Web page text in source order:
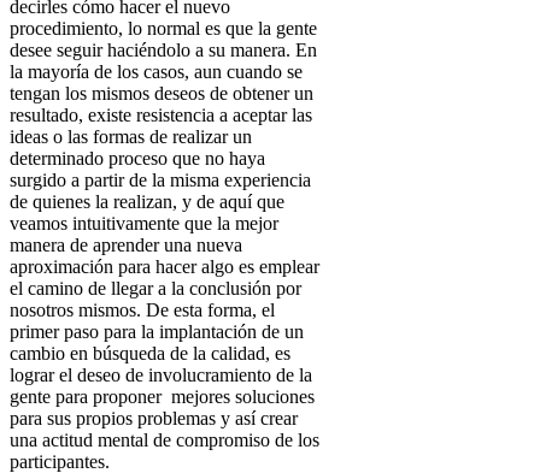
decirles cómo hacer el nuevo
procedimiento, lo normal es que la gente
desee seguir haciéndolo a su manera. En
la mayoría de los casos, aun cuando se
tengan los mismos deseos de obtener un
resultado, existe resistencia a aceptar las
ideas o las formas de realizar un
determinado proceso que no haya
surgido a partir de la misma experiencia
de quienes la realizan, y de aquí que
veamos intuitivamente que la mejor
manera de aprender una nueva
aproximación para hacer algo es emplear
el camino de llegar a la conclusión por
nosotros mismos. De esta forma, el
primer paso para la implantación de un
cambio en búsqueda de la calidad, es
lograr el deseo de involucramiento de la
gente para proponer mejores soluciones
para sus propios problemas y así crear
una actitud mental de compromiso de los
participantes.